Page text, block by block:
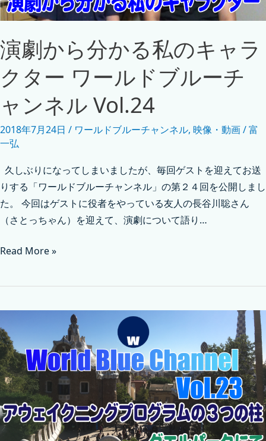
演劇から分かる私のキャラ
クター ワールドブルーチ
ャンネル Vol.24
2018年7月24日 / ワールドブルーチャンネル, 映像・動画/富
一弘
久しぶりになってしまいましたが、毎回ゲストを迎えてお送
りする「ワールドブルーチャンネル」の第２４回を公開しまし
た。 今回はゲストに役者をやっている友人の長谷川聡さん
（さとっちゃん）を迎えて、演劇について語り…
Read More »